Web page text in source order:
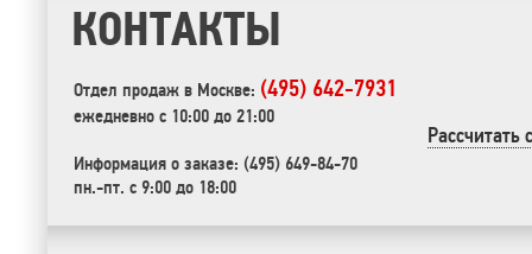
КОНТАКТЫ
Отдел продаж в Москве: (495) 642-7931
ежедневно с 10:00 до 21:00
Информация о заказе: (495) 649-84-70
пн.-пт. с 9:00 до 18:00